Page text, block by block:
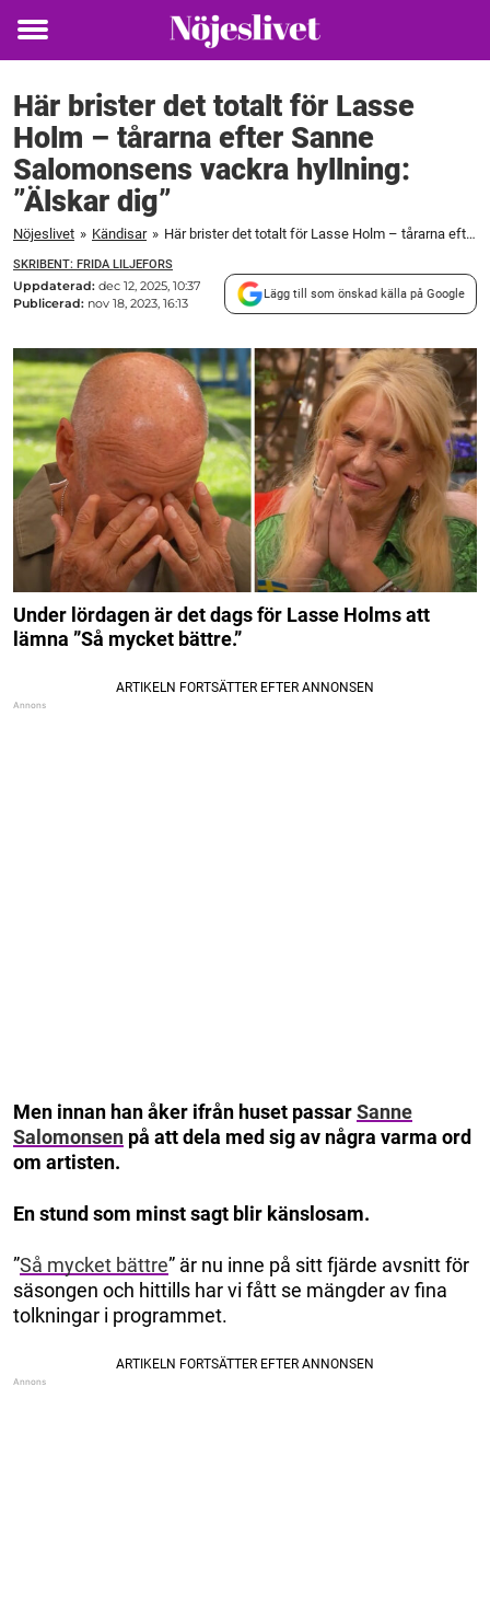
Toggle
Här brister det totalt för Lasse
Holm – tårarna efter Sanne
Salomonsens vackra hyllning:
”Älskar dig”
Nöjeslivet » Kändisar » Här brister det totalt för Lasse Holm – tårarna efter Sanne Salomonsens vackra hyllning: "Älskar dig"
SKRIBENT: FRIDA LILJEFORS
Uppdaterad: dec 12, 2025, 10:37
Publicerad: nov 18, 2023, 16:13
Lägg till som önskad källa på Google
Under lördagen är det dags för Lasse Holms att
lämna ”Så mycket bättre.”
Men innan han åker ifrån huset passarSanne
Salomonsen på att dela med sig av några varma ord
om artisten.
En stund som minst sagt blir känslosam.
”Så mycket bättre” är nu inne på sitt fjärde avsnitt för
säsongen och hittills har vi fått se mängder av fina
tolkningar i programmet.